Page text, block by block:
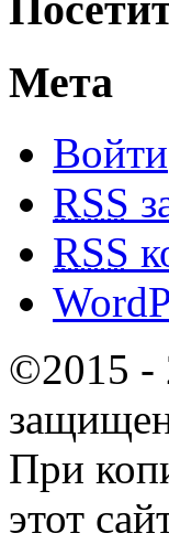
Мета
Войти
RSS
RSS
©2015 -
При
этот